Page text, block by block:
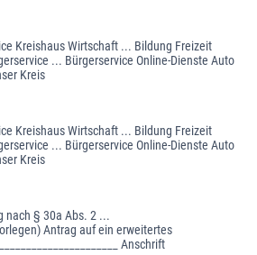
Kreishaus Wirtschaft ... Bildung Freizeit
... Bürgerservice Online-Dienste Auto
Kreis
Kreishaus Wirtschaft ... Bildung Freizeit
... Bürgerservice Online-Dienste Auto
Kreis
nach § 30a Abs. 2 ...
Antrag auf ein erweitertes
Anschrift